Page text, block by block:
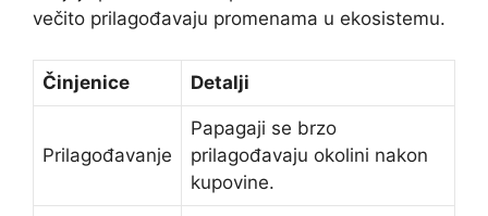
večito prilagođavaju promenama u ekosistemu.
Činjenice Detalji
Prilagođavanje
Papagaji se brzo
prilagođavaju okolini nakon
kupovine.